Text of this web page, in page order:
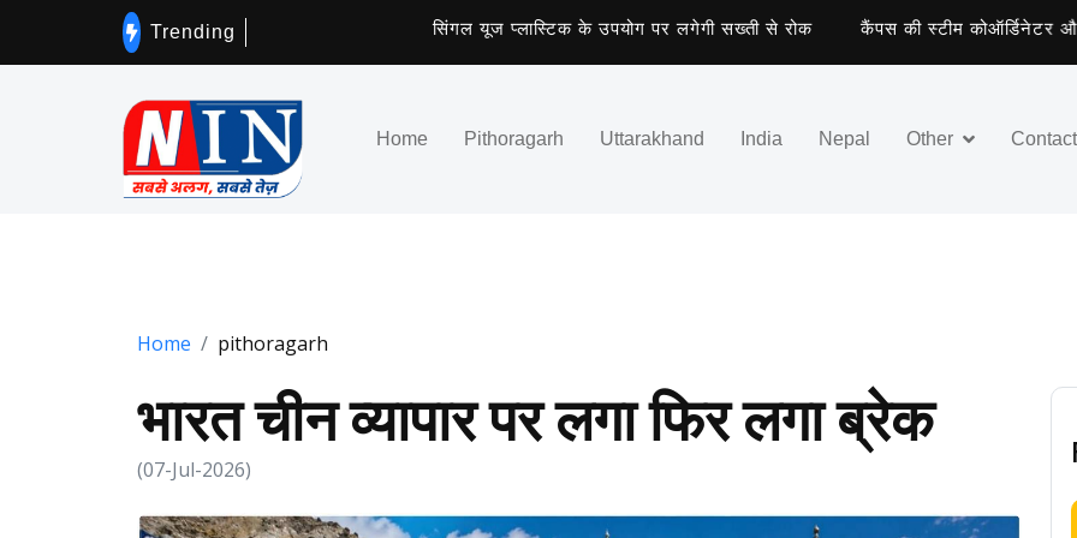
Trending सिंगल यूज प्लास्टिक के उपयोग पर लगेगी सख्ती से रोक कैंपस की स्टीम कोऑर्डिनेटर और छह
Home Pithoragarh Uttarakhand India Nepal Other
Home pithoragarh
भारत चीन व्यापार पर लगा फिर लगा ब्रेक
(07-Jul-2026)